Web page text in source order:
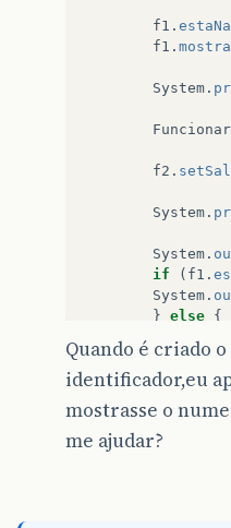
return
this.rg =
bonifica
demite
System
mostra ()
System.
System.
System
out
System.
System
f1 .
f1 . mostra
System .
f2 .
System .
System .
if
( f1 .
System .
} else {
System
}
}
Quando é criado
identificador,eu
mostrasse o
me ajudar?